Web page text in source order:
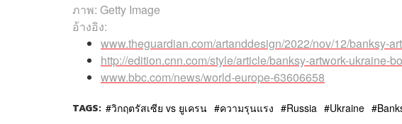
ภาพ: Getty Image
อ้างอิง:
www.theguardian.com/artanddesign/2022/nov/12/banksy-
http://edition.cnn.com/style/article/banksy-artwork-ukraine-
www.bbc.com/news/world-europe-63606658
TAGS: วิกฤตรัสเซีย vs ยูเครน ความรุนแรง Russia Ukraine